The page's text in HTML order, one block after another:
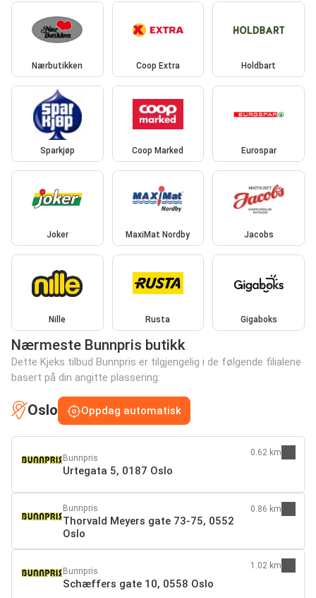
Nærbutikken Coop Extra Holdbart
Sparkjøp Coop Marked Eurospar
Joker MaxiMat Nordby Jacobs
Nille Rusta Gigaboks
Nærmeste Bunnpris butikk
Dette Kjeks tilbud Bunnpris er tilgjengelig i de følgende filialene
basert på din angitte plassering:
Oslo Oppdag automatisk
Bunnpris
Urtegata 5, 0187 Oslo
0.62 km
Bunnpris
Thorvald Meyers gate 73-75, 0552
Oslo
0.86 km
Bunnpris
Schæffers gate 10, 0558 Oslo
1.02 km